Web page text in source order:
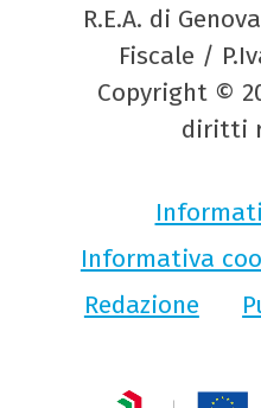
R.E.A. di
Fiscale /
Copyright ©
diritti
Informativa
Redazione